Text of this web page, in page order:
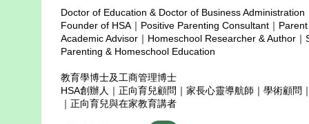
一条路——不是抢跑，而是让孩子
带路。Keiko Takahashi，就是其
中一位。 Keiko用十多年的实践告
程表都更有力量。 孩子带路，世
界就是课堂。 Keiko 是三个孩子的
Does
Copyright ©
Doctor of Education & Doctor of Business Administration
Founder of HSA｜Positive Parenting Consultant｜
Academic Advisor｜Homeschool Researcher & Author
Parenting & Homeschool Education
教育學博士及工商管理博士
HSA創辦人｜正向育兒顧問｜家長心靈導航師｜學術顧問
｜正向育兒與在家教育講者